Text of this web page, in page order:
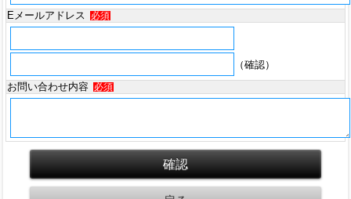
Eメールアドレス 必須
（確認）
お問い合わせ内容
必須